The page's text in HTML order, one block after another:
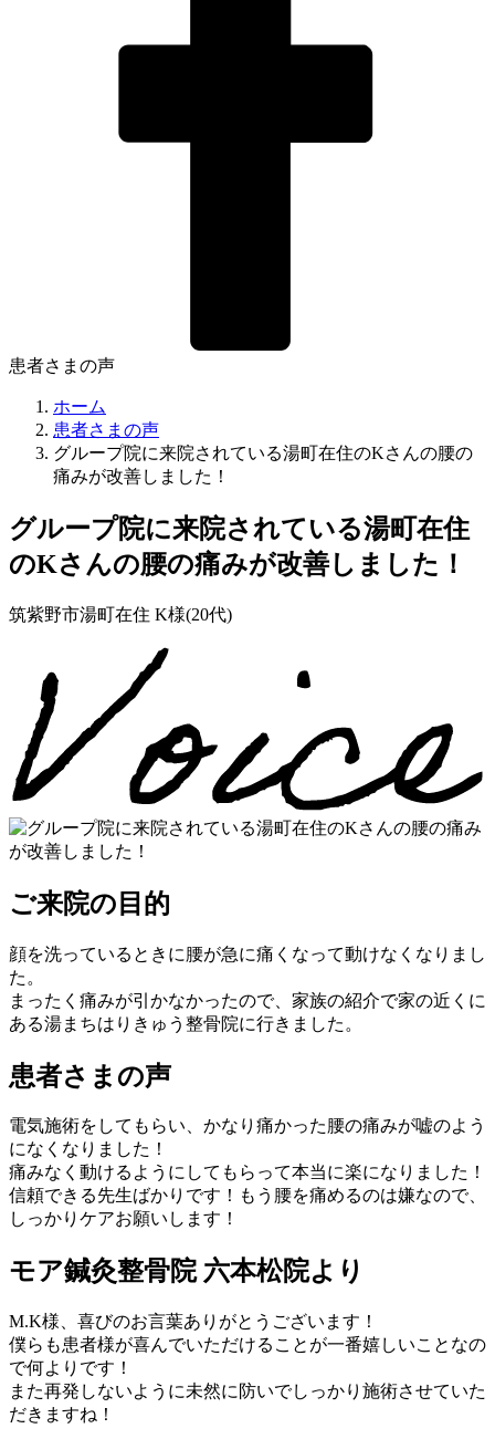
患者さまの声
ホーム
患者さまの声
グループ院に来院されている湯町在住のKさんの腰の
痛みが改善しました！
グループ院に来院されている湯町在住
のKさんの腰の痛みが改善しました！
筑紫野市湯町在住 K様(20代)
ご来院の目的
顔を洗っているときに腰が急に痛くなって動けなくなりまし
た。
まったく痛みが引かなかったので、家族の紹介で家の近くに
ある湯まちはりきゅう整骨院に行きました。
患者さまの声
電気施術をしてもらい、かなり痛かった腰の痛みが嘘のよう
になくなりました！
痛みなく動けるようにしてもらって本当に楽になりました！
信頼できる先生ばかりです！もう腰を痛めるのは嫌なので、
しっかりケアお願いします！
モア鍼灸整骨院 六本松院より
M.K様、喜びのお言葉ありがとうございます！
僕らも患者様が喜んでいただけることが一番嬉しいことなの
で何よりです！
また再発しないように未然に防いでしっかり施術させていた
だきますね！